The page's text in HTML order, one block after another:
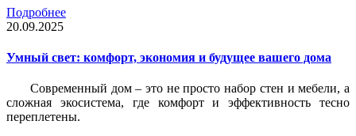
Подробнее
20.09.2025
Умный свет: комфорт, экономия и будущее вашего дома
Современный дом – это не просто набор стен и мебели, а
сложная экосистема, где комфорт и эффективность тесно
переплетены.